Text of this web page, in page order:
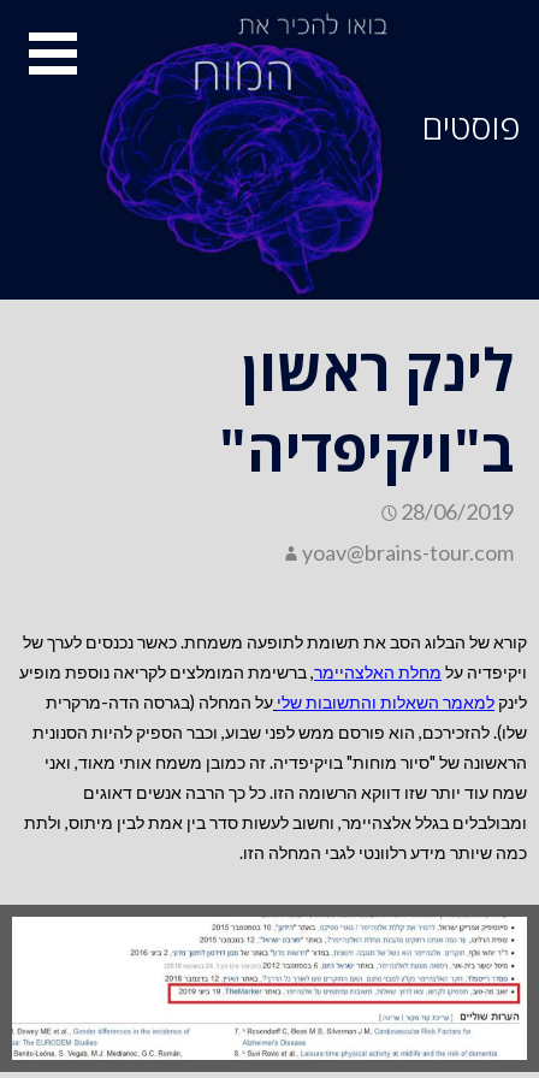
פוסטים
לינק ראשון
ב"ויקיפדיה"
28/06/2019
yoav@brains-tour.com
קורא של הבלוג הסב את תשומת לתופעה משמחת. כאשר נכנסים לערך של
ויקיפדיה על מחלת האלצהיימר, ברשימת המומלצים לקריאה נוספת מופיע
לינקלמאמר השאלות והתשובות שלי על המחלה (בגרסה הדה-מרקרית
שלו). להזכירכם, הוא פורסם ממש לפני שבוע, וכבר הספיק להיות הסנונית
הראשונה של "סיור מוחות" בויקיפדיה. זה כמובן משמח אותי מאוד, ואני
שמח עוד יותר שזו דווקא הרשומה הזו. כל כך הרבה אנשים דאוגים
ומבולבלים בגלל אלצהיימר, וחשוב לעשות סדר בין אמת לבין מיתוס, ולתת
כמה שיותר מידע רלוונטי לגבי המחלה הזו.